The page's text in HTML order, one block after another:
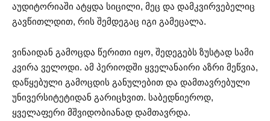
აუდიტორიაში ატყდა სიცილი, მეც და დამკვირვებელიც
გავწითლდით, რის შემდეგაც იგი გამეცალა.
ვინაიდან გამოცდა წერითი იყო, შედეგებს ზუსტად სამი
კვირა ველოდი. ამ პერიოდში ყველანაირი აზრი მეწვია,
დაწყებული გამოცდის განულებით და დამთავრებული
უნივერსიტეტიდან გარიცხვით. საბედნიეროდ,
ყველაფერი მშვიდობიანად დამთავრდა.